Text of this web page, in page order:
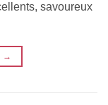
savoureux
→